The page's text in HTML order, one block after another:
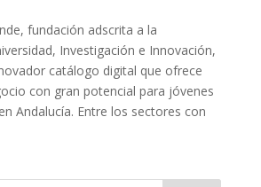
fundación adscrita a la
Investigación e Innovación,
catálogo digital que ofrece
con gran potencial para jóvenes
Andalucía. Entre los sectores con